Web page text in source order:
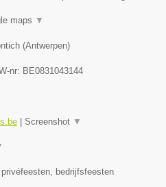
maps ▼
(Antwerpen)
nr: BE0831043144
Screenshot ▼
bedrijfsfeesten